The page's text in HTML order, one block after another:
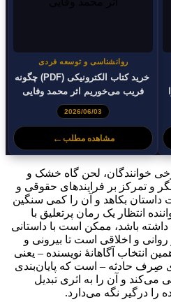
روانشناسی و توسعه فردی
خرید کتاب الکترونیکی (PDF) چگونه
فریب می‌خوریم اثر محمد وفایی
2026/06/03
مشاهده مطلب ←
خوانندگان، لحن گاه خشک و
و تمرکز بر فرایندهای حقوقی و
بکاهد و آن را کمی سنگین
انتظار یک رمان پرتعلیق با
داشته باشد، ممکن است با داستانی
و اخلاقی است تا بیرونی و
انتخاب آگاهانهٔ نویسنده – یعنی
صِرف حادثه – است که پایان‌بندی
و آن را به اثری تبدیل
را درگیر نگه می‌دارد.